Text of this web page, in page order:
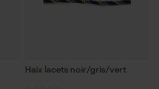
Haix lacets noir/gris/vert